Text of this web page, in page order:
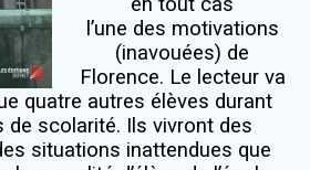
l’une des motivations
(inavouées) de
Florence. Le lecteur va
quatre autres élèves durant
de scolarité. Ils vivront des
situations inattendues que